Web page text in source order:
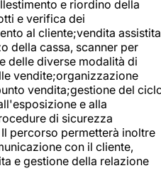
e riordino della
e verifica dei
al cliente;vendita assistita
della cassa, scanner per
delle diverse modalità di
vendite;organizzazione
vendita;gestione del
e alla
di sicurezza
percorso permetterà inoltre
con il cliente,
e gestione della relazione